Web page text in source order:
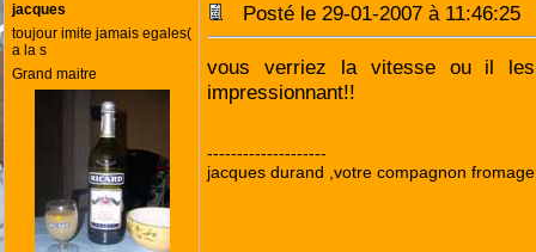
jacques
toujour imite jamais egales(
a la s
Grand maitre
Posté le 29-01-2007 à
vous verriez la vitesse ou il
impressionnant!!
--------------------
jacques durand ,votre compagnon